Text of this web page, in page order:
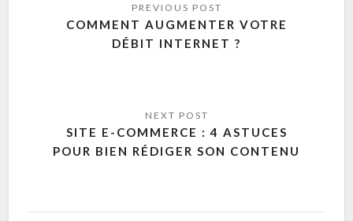
COMMENT AUGMENTER VOTRE
DÉBIT INTERNET ?
SITE E-COMMERCE : 4 ASTUCES
POUR BIEN RÉDIGER SON CONTENU